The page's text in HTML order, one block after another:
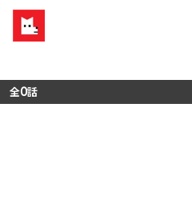
全0話